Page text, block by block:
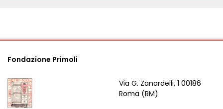
Fondazione Primoli
Via G. Zanardelli, 1 00186
Roma (RM)